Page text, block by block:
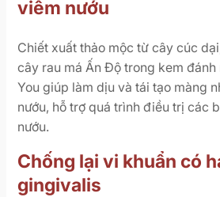
viêm nướu
Chiết xuất thảo mộc từ cây cúc
cây rau má Ấn Độ trong kem
You giúp làm dịu và tái tạo màng
nướu, hỗ trợ quá trình điều trị các
nướu.
Chống lại vi khuẩn có
gingivalis